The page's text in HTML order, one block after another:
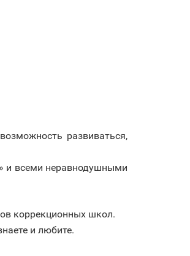
развиваться,
и всеми неравнодушными
коррекционных школ.
и любите.